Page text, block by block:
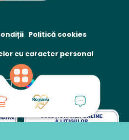
Politică cookies
cu caracter personal